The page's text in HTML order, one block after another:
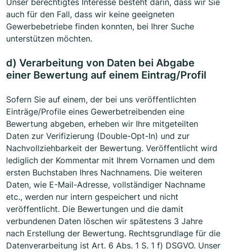
Unser berechtigtes Interesse besteht darin, dass wir Sie
auch für den Fall, dass wir keine geeigneten
Gewerbebetriebe finden konnten, bei Ihrer Suche
unterstützen möchten.
d) Verarbeitung von Daten bei Abgabe
einer Bewertung auf einem Eintrag/Profil
Sofern Sie auf einem, der bei uns veröffentlichten
Einträge/Profile eines Gewerbetreibenden eine
Bewertung abgeben, erheben wir Ihre mitgeteilten
Daten zur Verifizierung (Double-Opt-In) und zur
Nachvollziehbarkeit der Bewertung. Veröffentlicht wird
lediglich der Kommentar mit Ihrem Vornamen und dem
ersten Buchstaben Ihres Nachnamens. Die weiteren
Daten, wie E-Mail-Adresse, vollständiger Nachname
etc., werden nur intern gespeichert und nicht
veröffentlicht. Die Bewertungen und die damit
verbundenen Daten löschen wir spätestens 3 Jahre
nach Erstellung der Bewertung. Rechtsgrundlage für die
Datenverarbeitung ist Art. 6 Abs. 1 S. 1 f) DSGVO. Unser